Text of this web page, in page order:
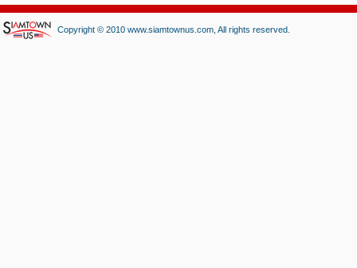
Copyright © 2010 www.siamtownus.com, All rights reserved.